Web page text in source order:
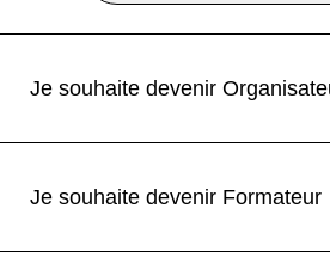
Je souhaite devenir
Je souhaite devenir Formateur